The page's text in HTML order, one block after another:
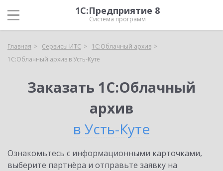
1С:Предприятие 8
Система программ
Главная Сервисы ИТС
1С:Облачный архив
1С:Облачный архив в Усть-Куте
Заказать 1С:Облачный
архив
в Усть-Куте
Ознакомьтесь с информационными карточками,
выберите партнёра и отправьте заявку на